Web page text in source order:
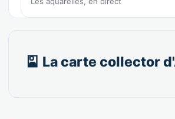
🎴 La carte collector